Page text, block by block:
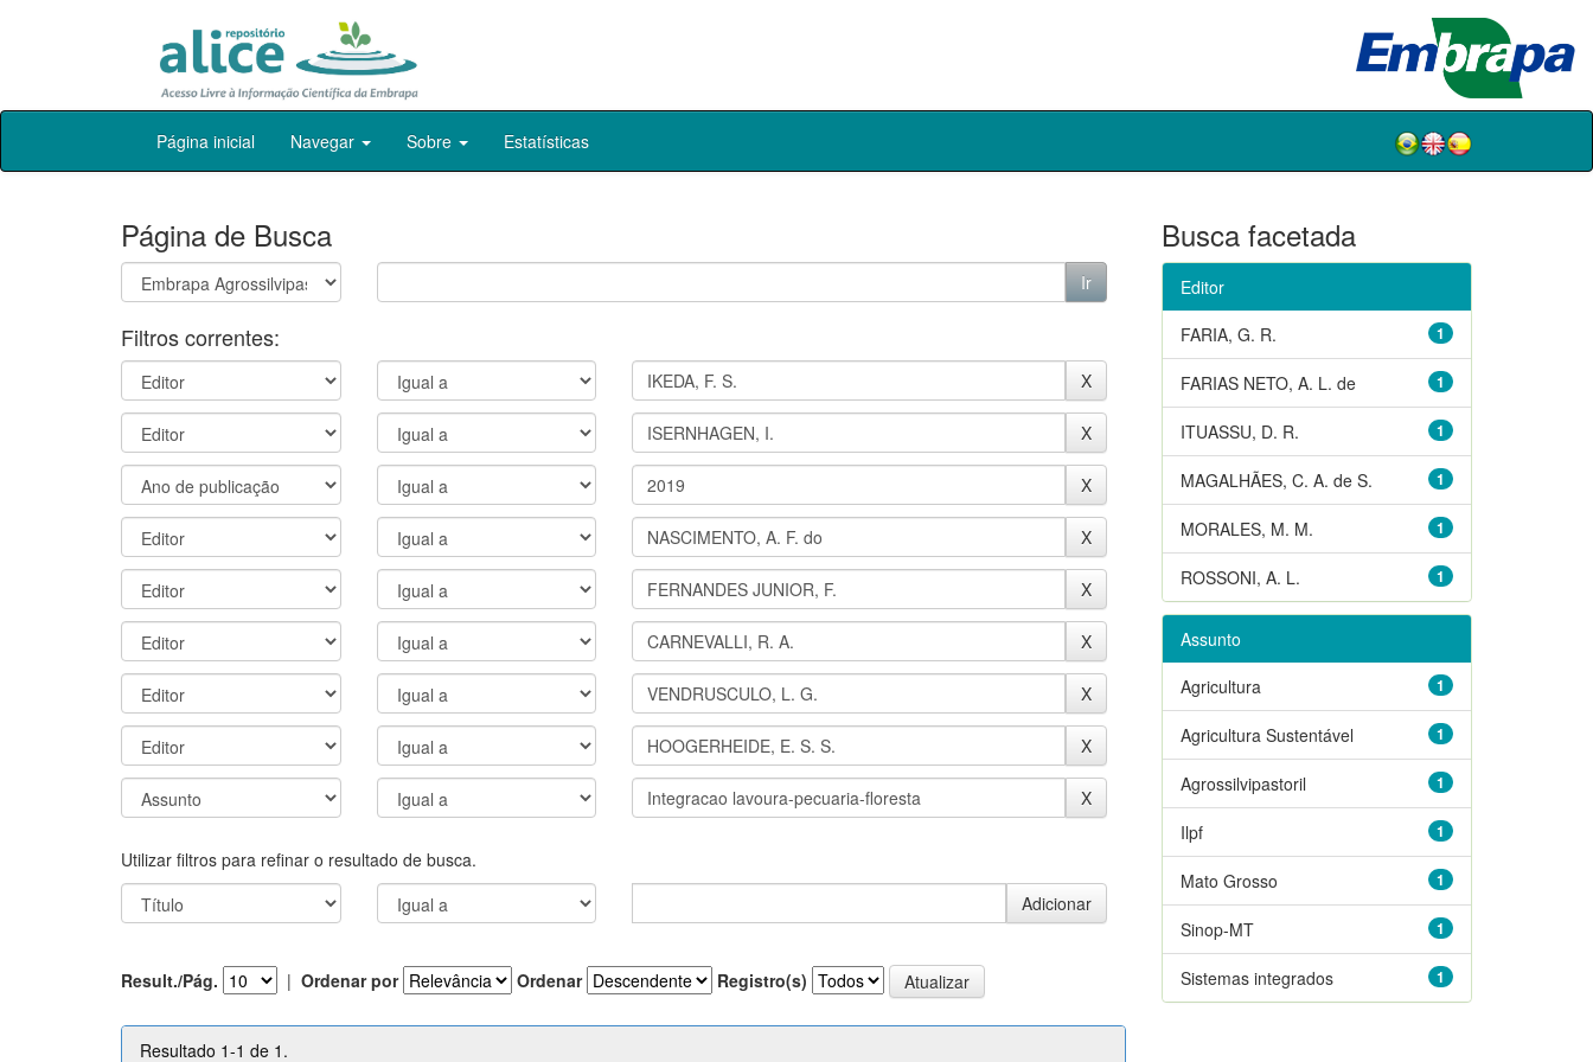
Skip
Página inicial Navegar Sobre Estatísticas
Página de Busca
Filtros correntes:
Utilizar filtros para refinar o resultado de busca.
Result./Pág. | Ordenar por Ordenar Registro(s)
Resultado 1-1 de 1.
Busca facetada
Editor
1
FARIA, G. R.
1
FARIAS NETO, A. L. de
1
ITUASSU, D. R.
1
MAGALHÃES, C. A. de S.
1
MORALES, M. M.
1
ROSSONI, A. L.
Assunto
1
Agricultura
1
Agricultura Sustentável
1
Agrossilvipastoril
1
Ilpf
1
Mato Grosso
1
Sinop-MT
1
Sistemas integrados